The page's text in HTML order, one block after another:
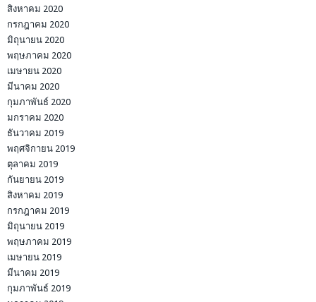
สิงหาคม 2020
กรกฎาคม 2020
มิถุนายน 2020
พฤษภาคม 2020
เมษายน 2020
มีนาคม 2020
กุมภาพันธ์ 2020
มกราคม 2020
ธันวาคม 2019
พฤศจิกายน 2019
ตุลาคม 2019
กันยายน 2019
สิงหาคม 2019
กรกฎาคม 2019
มิถุนายน 2019
พฤษภาคม 2019
เมษายน 2019
มีนาคม 2019
กุมภาพันธ์ 2019